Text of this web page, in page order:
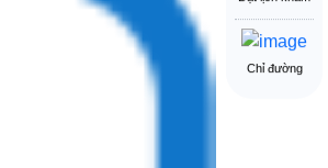
Chỉ đường